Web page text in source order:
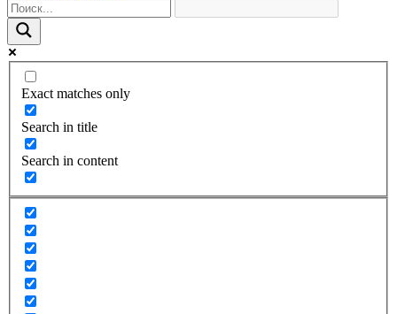
Exact matches only
Search in title
Search in content